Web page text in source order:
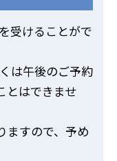
受けることがで
は午後のご予約
とはできませ
ますので、予め